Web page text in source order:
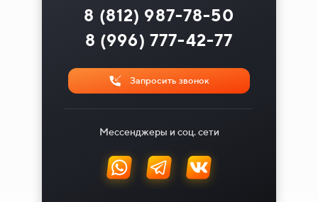
8 (996) 777-42-77
8 (812) 987-78-50
Запросить звонок
Мессенджеры и соц. сети